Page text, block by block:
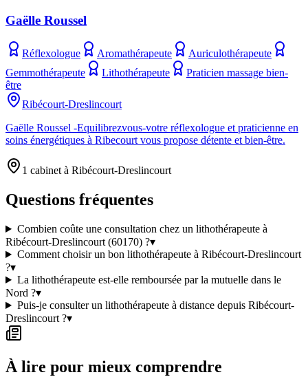
Gaëlle Roussel
Réflexologue Aromathérapeute
Auriculothérapeute
Gemmothérapeute
Lithothérapeute
Praticien massage bien-
être
Ribécourt-Dreslincourt
Gaëlle Roussel -Equilibrezvous-votre réflexologue et praticienne en
soins énergétiques à Ribecourt vous propose détente et bien-être.
1 cabinet à Ribécourt-Dreslincourt
Questions fréquentes
Combien coûte une consultation chez un lithothérapeute à
Ribécourt-Dreslincourt (60170) ?▾
Comment choisir un bon lithothérapeute à Ribécourt-Dreslincourt
?▾
La lithothérapeute est-elle remboursée par la mutuelle dans le
Nord ?▾
Puis-je consulter un lithothérapeute à distance depuis Ribécourt-
Dreslincourt ?▾
À lire pour mieux comprendre